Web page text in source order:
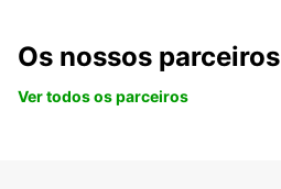
Os nossos parceiros
Ver todos os parceiros